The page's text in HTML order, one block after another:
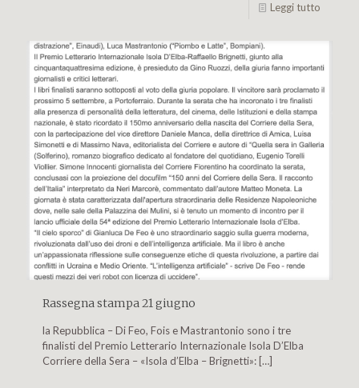
Leggi tutto
Rassegna stampa 21 giugno
la Repubblica – Di Feo, Fois e Mastrantonio sono i tre
finalisti del Premio Letterario Internazionale Isola D’Elba
Corriere della Sera – «Isola d’Elba – Brignetti»: […]